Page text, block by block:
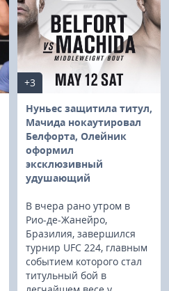
+3
Нуньес защитила титул,
Мачида нокаутировал
Белфорта, Олейник
оформил
эксклюзивный
удушающий
В вчера рано утром в
Рио-де-Жанейро,
Бразилия, завершился
турнир UFC 224, главным
событием которого стал
титульный бой в